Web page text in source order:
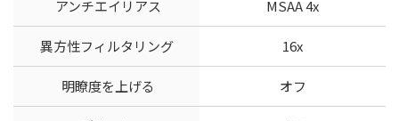
アンチエイリアス MSAA 4x
異方性フィルタリング 16x
明瞭度を上げる オフ